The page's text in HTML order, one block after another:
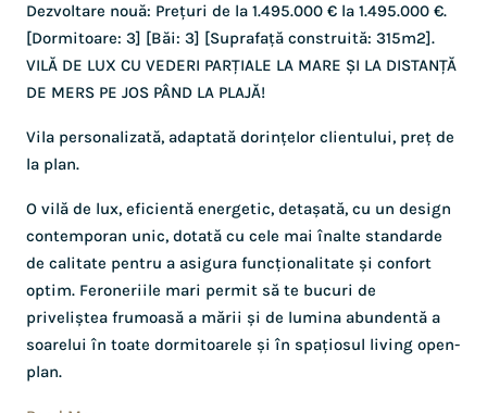
Dezvoltare nouă: Prețuri de la 1.495.000 € la 1.495.000 €.
[Dormitoare: 3] [Băi: 3] [Suprafață construită: 315m2].
VILĂ DE LUX CU VEDERI PARȚIALE LA MARE ȘI LA DISTANȚĂ
DE MERS PE JOS PÂND LA PLAJĂ!
Vila personalizată, adaptată dorințelor clientului, preț de
la plan.
O vilă de lux, eficientă energetic, detașată, cu un design
contemporan unic, dotată cu cele mai înalte standarde
de calitate pentru a asigura funcționalitate și confort
optim. Feroneriile mari permit să te bucuri de
priveliștea frumoasă a mării și de lumina abundentă a
soarelui în toate dormitoarele și în spațiosul living open-
plan.